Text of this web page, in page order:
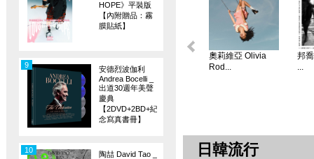
HOPE》平裝版
【內附贈品：霧
膜貼紙】
安德烈波伽利
Andrea Bocelli _
出道30週年美聲
慶典
【2DVD+2BD+紀
念寫真書冊】
9
陶喆 David Tao _
10
奧莉維亞 Olivia
Rod...
邦
...
日韓流行